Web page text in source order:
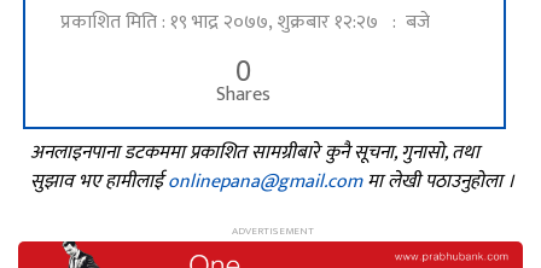
प्रकाशित मिति : १९ भाद्र २०७७, शुक्रबार १२:२७ : बजे
0
Shares
अनलाइनपाना डटकममा प्रकाशित सामग्रीबारे कुनै सूचना, गुनासो, तथा
सुझाव भए हामीलाईonlinepana@gmail.comमा लेखी पठाउनुहोला ।